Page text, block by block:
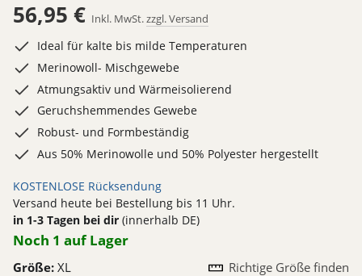
56,95 € Inkl. MwSt.zzgl. Versand
Ideal für kalte bis milde Temperaturen
Merinowoll- Mischgewebe
Atmungsaktiv und Wärmeisolierend
Geruchshemmendes Gewebe
Robust- und Formbeständig
Aus 50% Merinowolle und 50% Polyester hergestellt
KOSTENLOSE Rücksendung
Versand heute bei Bestellung bis 11 Uhr.
in 1-3 Tagen bei dir (innerhalb DE)
Noch 1 auf Lager
Größe: XL Richtige Größe finden